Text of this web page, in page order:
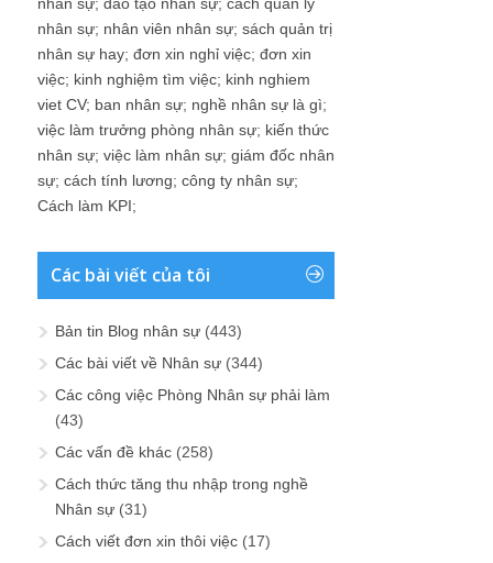
nhân sự; nhân viên nhân sự; sách quản trị
nhân sự hay; đơn xin nghỉ việc; đơn xin
việc; kinh nghiệm tìm việc; kinh nghiem
viet CV; ban nhân sự; nghề nhân sự là gì;
việc làm trưởng phòng nhân sự; kiến thức
nhân sự; việc làm nhân sự; giám đốc nhân
sự; cách tính lương; công ty nhân sự;
Cách làm KPI;
Các bài viết của tôi
Bản tin Blog nhân sự (443)
Các bài viết về Nhân sự (344)
Các công việc Phòng Nhân sự phải làm
(43)
Các vấn đề khác (258)
Cách thức tăng thu nhập trong nghề
Nhân sự (31)
Cách viết đơn xin thôi việc (17)